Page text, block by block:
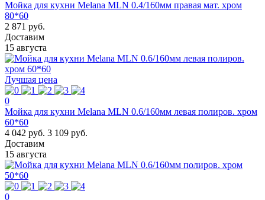
Мойка для кухни Melana MLN 0.4/160мм правая мат. хром
80*60
2 871 руб.
Доставим
15 августа
Лучшая цена
0
Мойка для кухни Melana MLN 0.6/160мм левая полиров. хром
60*60
4 042 руб. 3 109 руб.
Доставим
15 августа
0